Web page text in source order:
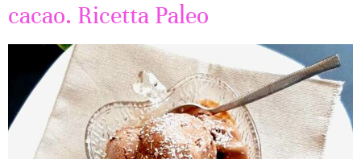
cacao. Ricetta Paleo